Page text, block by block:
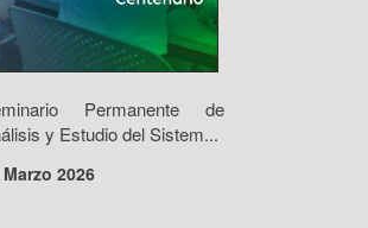
Permanente de
y Estudio del Sistem...
Marzo 2026